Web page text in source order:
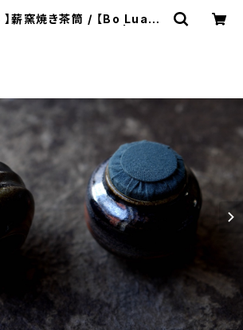
窯焼き茶筒 / 【Bo Luan】